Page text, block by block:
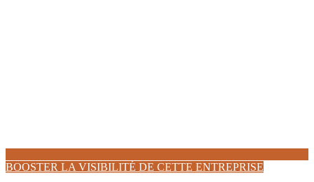
BOOSTER LA VISIBILITÉ DE CETTE ENTREPRISE